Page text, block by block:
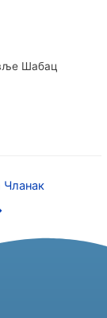
Шабац